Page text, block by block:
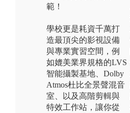
範！
學校更是耗資千萬打
造最頂尖的影視設備
與專業實習空間，例
如媲美業界規格的LVS
智能攝製基地、Dolby
Atmos杜比全景聲混音
室、以及高階剪輯與
特效工作站，讓你從